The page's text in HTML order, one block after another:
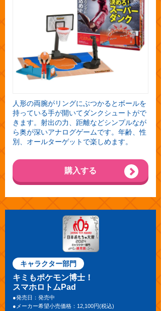
人形の両腕がリングにぶつかるとボールを
持っている手が開いてダンクシュートがで
きます。射出の力、距離などシンプルなが
ら奥が深いアナログゲームです。年齢、性
別、オールターゲットで楽しめます。
購入する
キャラクター部門
キミもポケモン博士！
スマホロトムPad
●発売日：発売中
●メーカー希望小売価格：12,100円(税込)